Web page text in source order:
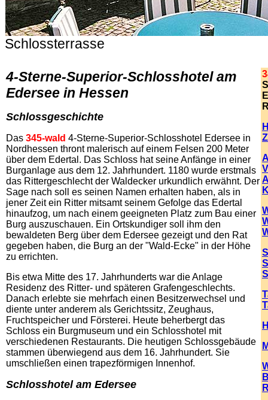
Schlossterrasse
4-Sterne-Superior-Schlosshotel am
Edersee in Hessen
Schlossgeschichte
Das 345-wald 4-Sterne-Superior-Schlosshotel Edersee in
Nordhessen thront malerisch auf einem Felsen 200 Meter
über dem Edertal. Das Schloss hat seine Anfänge in einer
Burganlage aus dem 12. Jahrhundert. 1180 wurde erstmals
das Rittergeschlecht der Waldecker urkundlich erwähnt. Der
Sage nach soll es seinen Namen erhalten haben, als in
jener Zeit ein Ritter mitsamt seinem Gefolge das Edertal
hinaufzog, um nach einem geeigneten Platz zum Bau einer
Burg auszuschauen. Ein Ortskundiger soll ihm den
bewaldeten Berg über dem Edersee gezeigt und den Rat
gegeben haben, die Burg an der "Wald-Ecke" in der Höhe
zu errichten.
Bis etwa Mitte des 17. Jahrhunderts war die Anlage
Residenz des Ritter- und späteren Grafengeschlechts.
Danach erlebte sie mehrfach einen Besitzerwechsel und
diente unter anderem als Gerichtssitz, Zeughaus,
Fruchtspeicher und Försterei. Heute beherbergt das
Schloss ein Burgmuseum und ein Schlosshotel mit
verschiedenen Restaurants. Die heutigen Schlossgebäude
stammen überwiegend aus dem 16. Jahrhundert. Sie
umschließen einen trapezförmigen Innenhof.
Schlosshotel am Edersee